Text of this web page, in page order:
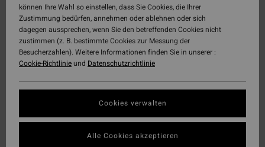
können Ihre Wahl so einstellen, dass Sie Cookies, die Ihrer
Zustimmung bedürfen, annehmen oder ablehnen oder sich
dagegen aussprechen, wenn Sie den betreffenden Cookies nicht
zustimmen (z. B. bestimmte Cookies zur Messung der
Besucherzahlen). Weitere Informationen finden Sie in unserer :
Cookie-Richtlinieund Datenschutzrichtlinie
Cookies verwalten
Alle Cookies akzeptieren